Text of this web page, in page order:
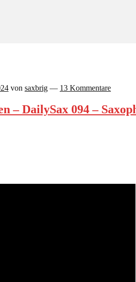
von saxbrig — 13 Kommentare
– DailySax 094 –